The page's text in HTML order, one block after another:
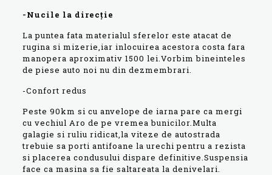
-Nucile la direcție
La puntea fata materialul sferelor este atacat de
rugina si mizerie,iar inlocuirea acestora costa fara
manopera aproximativ 1500 lei.Vorbim bineinteles
de piese auto noi nu din dezmembrari.
-Confort redus
Peste 90km si cu anvelope de iarna pare ca mergi
cu vechiul Aro de pe vremea bunicilor.Multa
galagie si ruliu ridicat,la viteze de autostrada
trebuie sa porti antifoane la urechi pentru a rezista
si placerea condusului dispare definitive.Suspensia
face ca masina sa fie saltareata la denivelari.